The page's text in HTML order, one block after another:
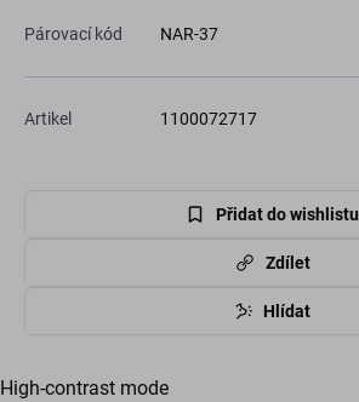
Párovací kód NAR-37
Artikel 1100072717
Přidat do wishlistu
Zdílet
Hlídat
High-contrast mode